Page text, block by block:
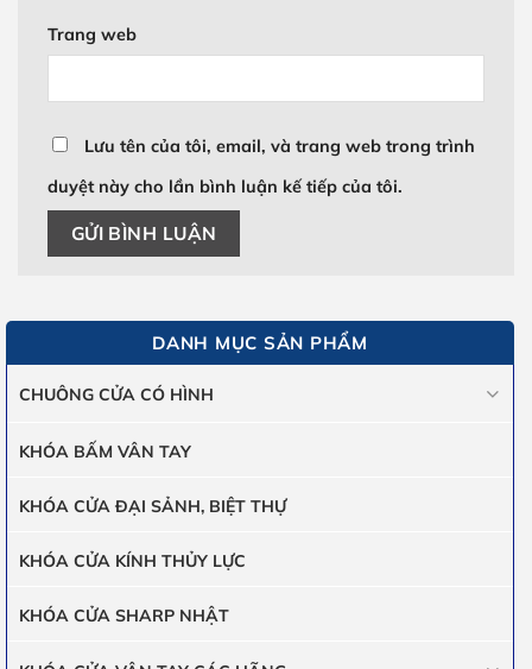
Trang web
Lưu tên của tôi, email, và trang web trong trình
duyệt này cho lần bình luận kế tiếp của tôi.
DANH MỤC SẢN PHẨM
CHUÔNG CỬA CÓ HÌNH
KHÓA BẤM VÂN TAY
KHÓA CỬA ĐẠI SẢNH, BIỆT THỰ
KHÓA CỬA KÍNH THỦY LỰC
KHÓA CỬA SHARP NHẬT